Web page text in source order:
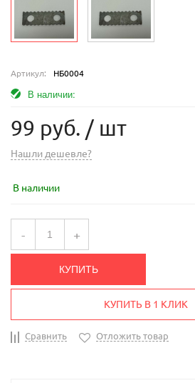
Артикул: НБ0004
В наличии:
99 руб. / шт
Нашли дешевле?
В наличии
- +
КУПИТЬ
КУПИТЬ В 1 КЛИК
Сравнить Отложить товар